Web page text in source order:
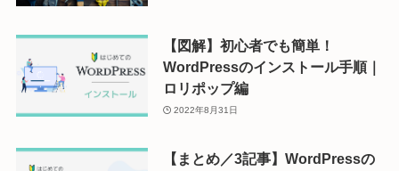
【図解】初心者でも簡単！
WordPressのインストール手順｜
ロリポップ編
2022年8月31日
【まとめ／3記事】WordPressの